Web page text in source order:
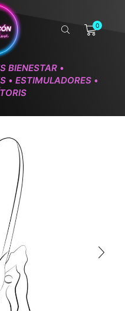
0
BIENESTAR •
• ESTIMULADORES •